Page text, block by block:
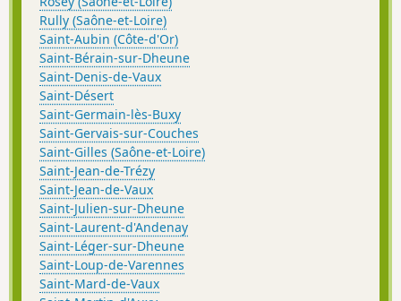
Rully (Saône-et-Loire)
Saint-Aubin (Côte-d'Or)
Saint-Bérain-sur-Dheune
Saint-Denis-de-Vaux
Saint-Désert
Saint-Germain-lès-Buxy
Saint-Gervais-sur-Couches
Saint-Gilles (Saône-et-Loire)
Saint-Jean-de-Trézy
Saint-Jean-de-Vaux
Saint-Julien-sur-Dheune
Saint-Laurent-d'Andenay
Saint-Léger-sur-Dheune
Saint-Loup-de-Varennes
Saint-Mard-de-Vaux